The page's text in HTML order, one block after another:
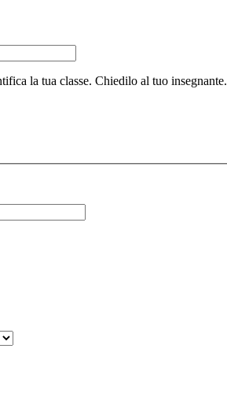
la tua classe. Chiedilo al tuo insegnante.